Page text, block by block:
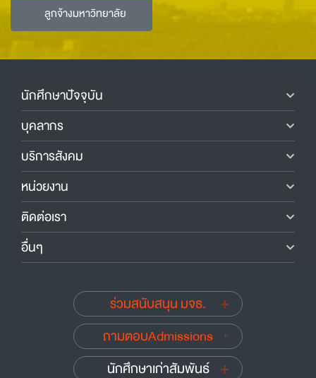
ลูกจ้างมหาวิทยาลัย
นักศึกษาปัจจุบัน
บุคลากร
บริการสังคม
หน่วยงาน
ติดต่อเรา
อื่นๆ
ร่วมสนับสนุน มจธ.
ถามตอบAdmissions
นักศึกษาเก่าสัมพันธ์